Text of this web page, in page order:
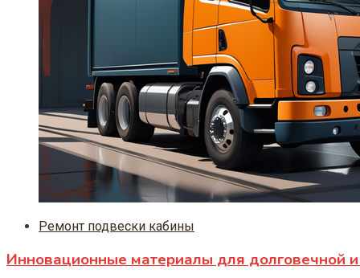
Ремонт подвески кабины
Инновационные материалы для долговечной